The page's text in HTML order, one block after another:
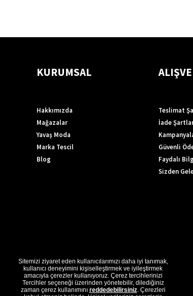
KURUMSAL
Hakkımızda
Mağazalar
Yavaş Moda
Marka Tescil
Blog
Teslimat
İade
Güvenli
Faydalı
Sizden
Sitemizi ziyaret eden kullanıcılarımızı daha iyi tanımak,
kullanıcı deneyimini kişiselleştirmek ve iyileştirmek
amacıyla çerezler kullanıyoruz. Çerez tercihlerinizi
Tercihler seçeneği üzerinden yönetebilir, dilediğiniz
zaman çerez kullanımını reddedebilirsiniz. Çerezleri